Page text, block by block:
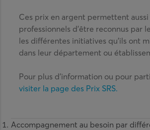
Ces prix en argent permettent aussi
professionnels d’être reconnus par
les différentes initiatives qu’ils ont
dans leur département ou
Pour plus d’information ou pour
visiter la page des Prix SRS.
Accompagnement au besoin par